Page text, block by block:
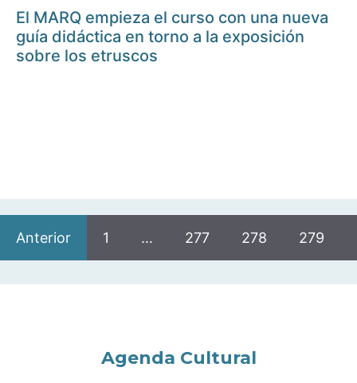
El MARQ empieza el curso con una nueva
guía didáctica en torno a la exposición
sobre los etruscos
Anterior 1 … 277 278 279
Agenda Cultural